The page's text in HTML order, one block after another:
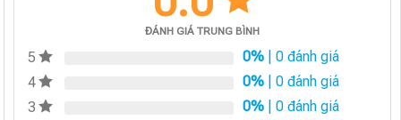
ĐÁNH GIÁ TRUNG BÌNH
5 0% | 0 đánh giá
4
0% | 0 đánh giá
3
0% | 0 đánh giá